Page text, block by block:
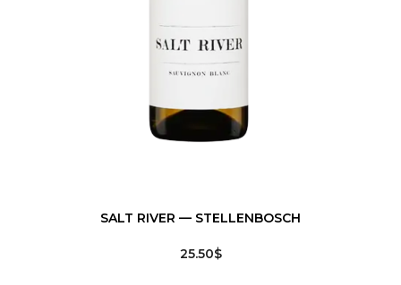
SALT RIVER — STELLENBOSCH
25.50$